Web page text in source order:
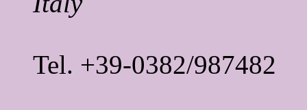
Tel. +39-0382/987482